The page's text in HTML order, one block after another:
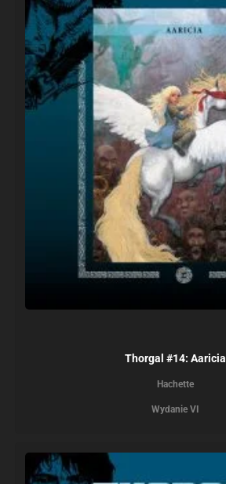
Thorgal #14: Aaricia
Hachette
Wydanie VI